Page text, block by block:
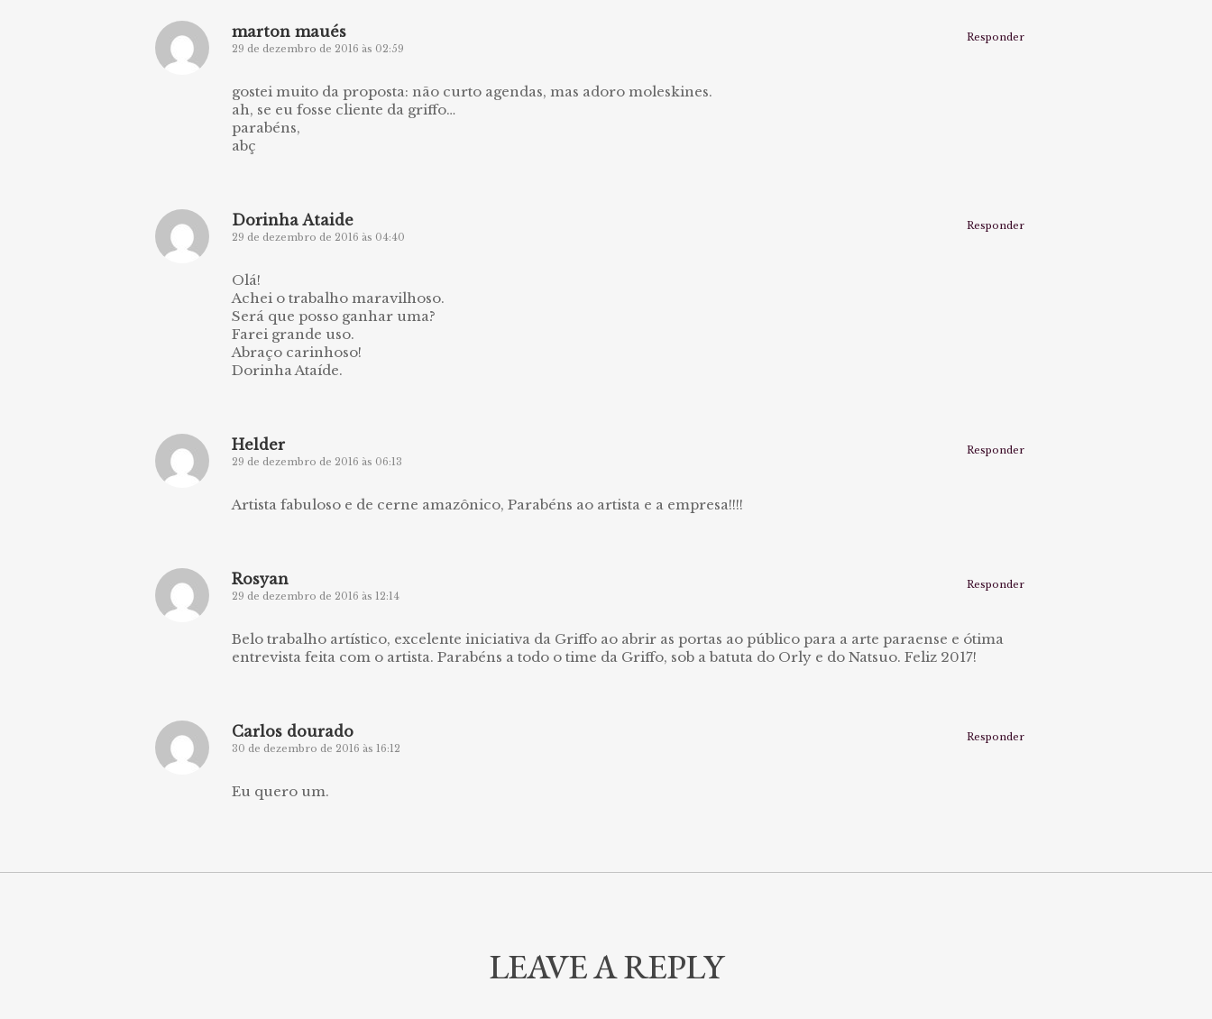
marton maués
29 de dezembro de 2016 às 02:59
gostei muito da proposta: não curto agendas, mas adoro moleskines.
ah, se eu fosse cliente da griffo…
parabéns,
abç
Responder
Dorinha Ataide
29 de dezembro de 2016 às 04:40
Olá!
Achei o trabalho maravilhoso.
Será que posso ganhar uma?
Farei grande uso.
Abraço carinhoso!
Dorinha Ataíde.
Responder
Helder
29 de dezembro de 2016 às 06:13
Artista fabuloso e de cerne amazônico, Parabéns ao artista e a empresa!!!!
Responder
Rosyan
29 de dezembro de 2016 às 12:14
Belo trabalho artístico, excelente iniciativa da Griffo ao abrir as portas ao público para a arte paraense e ótima
entrevista feita com o artista. Parabéns a todo o time da Griffo, sob a batuta do Orly e do Natsuo. Feliz 2017!
Responder
Carlos dourado
30 de dezembro de 2016 às 16:12
Eu quero um.
Responder
LEAVE A REPLY